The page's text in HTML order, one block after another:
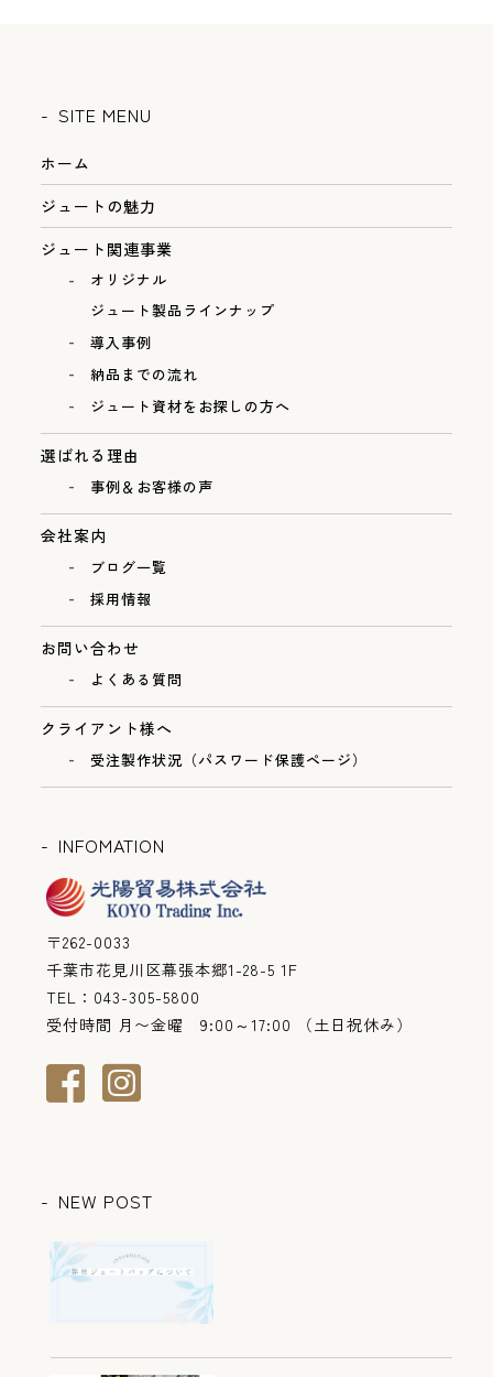
SITE MENU
ホーム
ジュートの魅力
ジュート関連事業
オリジナル
ジュート製品ラインナップ
導入事例
納品までの流れ
ジュート資材をお探しの方へ
選ばれる理由
事例＆お客様の声
会社案内
ブログ一覧
採用情報
お問い合わせ
よくある質問
クライアント様へ
受注製作状況（パスワード保護ページ）
INFOMATION
〒262-0033
千葉市花見川区幕張本郷1-28-5 1F
TEL：043-305-5800
受付時間 月〜金曜 9:00～17:00 （土日祝休み）
NEW POST